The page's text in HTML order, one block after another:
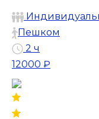
Пешком
2 ч
12000 ₽